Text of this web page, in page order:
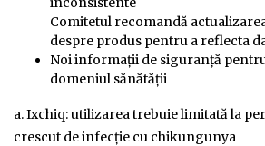
Comitetul recomandă
despre produs pentru a reflecta
Noi informații de siguranță
domeniul sănătății
a. Ixchiq: utilizarea trebuie limitată la
crescut de infecție cu chikungunya